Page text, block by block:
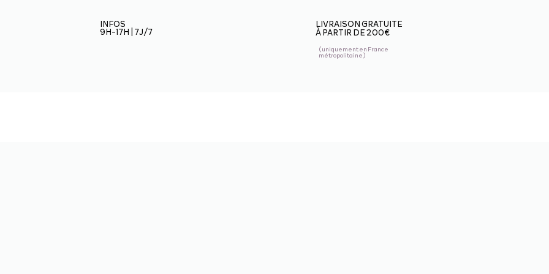
INFOS
9H-17H | 7J/7
LIVRAISON GRATUITE
À PARTIR DE 200€
(uniquement en France
métropolitaine)